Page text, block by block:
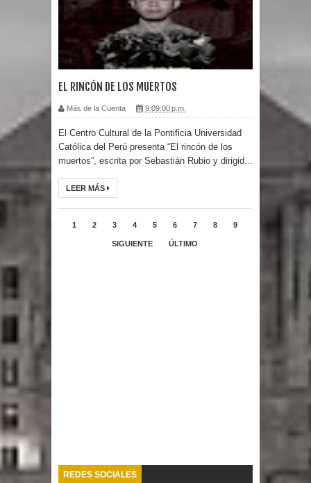
EL RINCÓN DE LOS MUERTOS
Más de la Cuenta 9:09:00 p.m.
El Centro Cultural de la Pontificia Universidad
Católica del Perú presenta “El rincón de los
muertos”, escrita por Sebastián Rubio y dirigid...
LEER MÁS
1 2 3 4 5 6 7 8 9
SIGUIENTE ÚLTIMO
REDES SOCIALES